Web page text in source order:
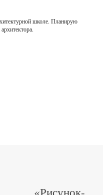
школе. Планирую